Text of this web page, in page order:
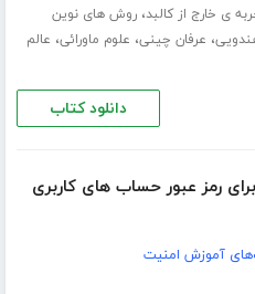
ی خارج از کالبد،روش های نوین
، عرفان چینی، علوم ماورائی، عالم
دانلود کتاب
رمز عبور حساب های کاربری
آموزش امنیت